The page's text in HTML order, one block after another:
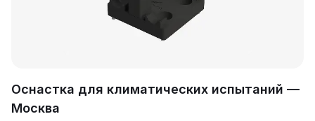
Оснастка для климатических испытаний —
Москва